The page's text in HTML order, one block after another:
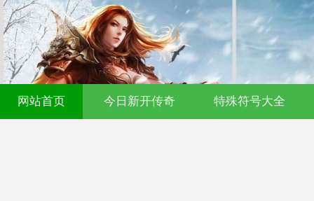
网站首页 今日新开传奇 特殊符号大全